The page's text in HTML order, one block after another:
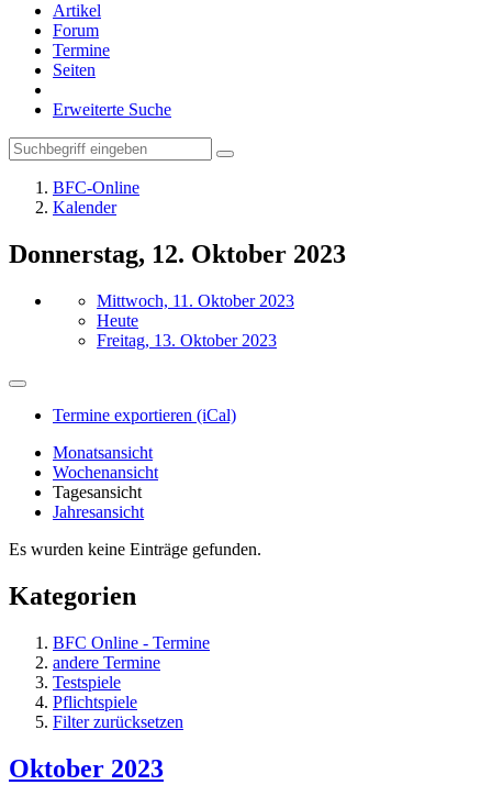
Artikel
Forum
Termine
Seiten
Erweiterte Suche
BFC-Online
Kalender
Donnerstag, 12. Oktober 2023
Mittwoch, 11. Oktober 2023
Heute
Freitag, 13. Oktober 2023
Termine exportieren (iCal)
Monatsansicht
Wochenansicht
Tagesansicht
Jahresansicht
Es wurden keine Einträge gefunden.
Kategorien
BFC Online - Termine
andere Termine
Testspiele
Pflichtspiele
Filter zurücksetzen
Oktober 2023